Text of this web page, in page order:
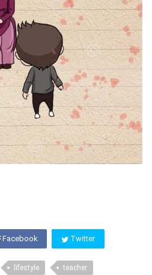
Facebook Twitter
lifestyle teacher